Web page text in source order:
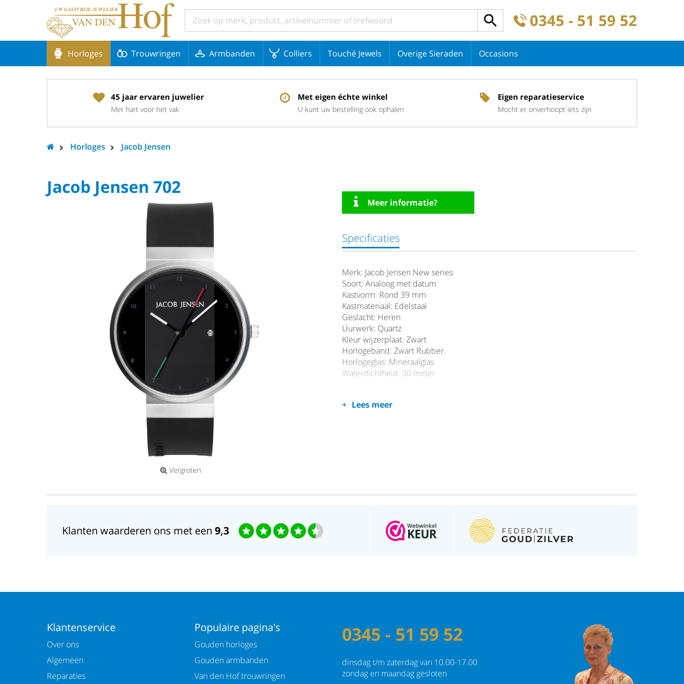
0345 - 51 59 52
Horloges Trouwringen Armbanden Colliers Touché Jewels Overige Sieraden Occasions
45 jaar ervaren juwelier
Met hart voor het vak
Met eigen échte winkel
U kunt uw bestelling ook ophalen
Eigen reparatieservice
Mocht er onverhoopt iets zijn
Horloges Jacob Jensen
Jacob Jensen 702
Vergroten
Meer informatie?
Specificaties
Merk: Jacob Jensen New series
Soort: Analoog met datum
Kastvorm: Rond 39 mm
Kastmateriaal: Edelstaal
Geslacht: Heren
Uurwerk: Quartz
Kleur wijzerplaat: Zwart
Horlogeband: Zwart Rubber
Horlogeglas: Mineraalglas
Waterdichtheid: 30 meter
Lees meer
Klanten waarderen ons met een 9,3
Klantenservice
Over ons
Algemeen
Reparaties
Populaire pagina's
Gouden horloges
Gouden armbanden
Van den Hof trouwringen
0345 - 51 59 52
dinsdag t/m zaterdag van 10.00-17.00
zondag en maandag gesloten